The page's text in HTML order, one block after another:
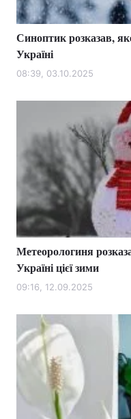
Синоптик розказав,
Україні
08:39, 03.10.2025
Метеорологиня
Україні цієї зими
09:16, 12.09.2025